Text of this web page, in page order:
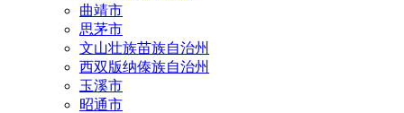
曲靖市
思茅市
文山壮族苗族自治州
西双版纳傣族自治州
玉溪市
昭通市